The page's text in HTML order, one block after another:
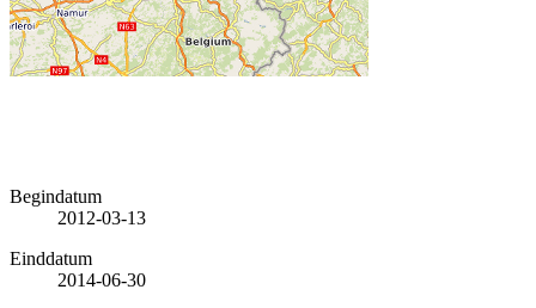
Begindatum
2012-03-13
Einddatum
2014-06-30